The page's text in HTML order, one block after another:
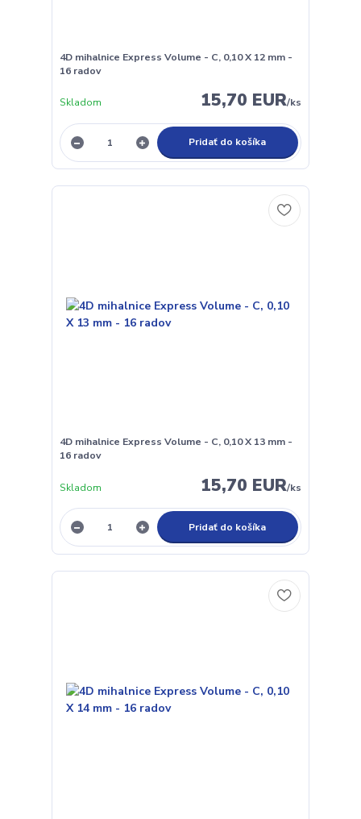
4D mihalnice Express Volume - C, 0,10 X 12 mm -
16 radov
15,70 EUR/ks
Skladom
Pridať do košíka
4D mihalnice Express Volume - C, 0,10 X 13 mm -
16 radov
15,70 EUR/ks
Skladom
Pridať do košíka